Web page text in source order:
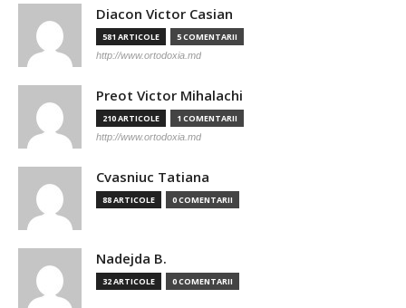
Diacon Victor Casian
581 ARTICOLE 5 COMENTARII
http://www.ortodoxia.md
Preot Victor Mihalachi
210 ARTICOLE 1 COMENTARII
http://www.ortodoxia.md
Cvasniuc Tatiana
88 ARTICOLE 0 COMENTARII
Nadejda B.
32 ARTICOLE 0 COMENTARII